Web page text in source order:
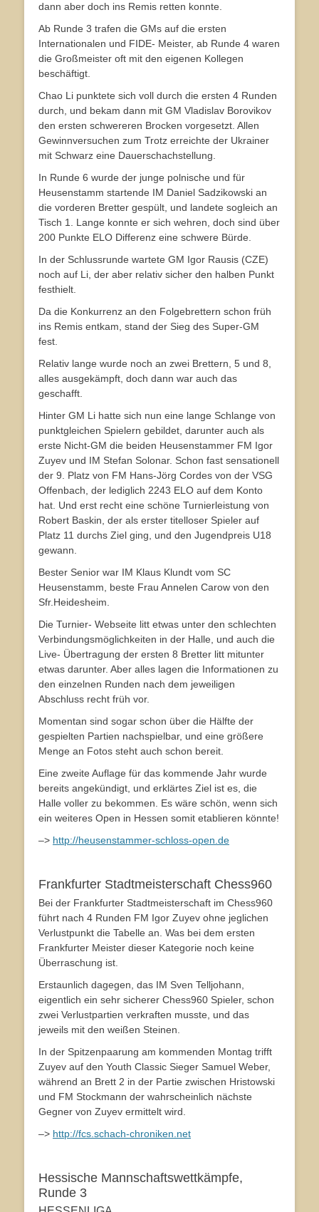
dann aber doch ins Remis retten konnte.
Ab Runde 3 trafen die GMs auf die ersten
Internationalen und FIDE- Meister, ab Runde 4 waren
die Großmeister oft mit den eigenen Kollegen
beschäftigt.
Chao Li punktete sich voll durch die ersten 4 Runden
durch, und bekam dann mit GM Vladislav Borovikov
den ersten schwereren Brocken vorgesetzt. Allen
Gewinnversuchen zum Trotz erreichte der Ukrainer
mit Schwarz eine Dauerschachstellung.
In Runde 6 wurde der junge polnische und für
Heusenstamm startende IM Daniel Sadzikowski an
die vorderen Bretter gespült, und landete sogleich an
Tisch 1. Lange konnte er sich wehren, doch sind über
200 Punkte ELO Differenz eine schwere Bürde.
In der Schlussrunde wartete GM Igor Rausis (CZE)
noch auf Li, der aber relativ sicher den halben Punkt
festhielt.
Da die Konkurrenz an den Folgebrettern schon früh
ins Remis entkam, stand der Sieg des Super-GM
fest.
Relativ lange wurde noch an zwei Brettern, 5 und 8,
alles ausgekämpft, doch dann war auch das
geschafft.
Hinter GM Li hatte sich nun eine lange Schlange von
punktgleichen Spielern gebildet, darunter auch als
erste Nicht-GM die beiden Heusenstammer FM Igor
Zuyev und IM Stefan Solonar. Schon fast sensationell
der 9. Platz von FM Hans-Jörg Cordes von der VSG
Offenbach, der lediglich 2243 ELO auf dem Konto
hat. Und erst recht eine schöne Turnierleistung von
Robert Baskin, der als erster titelloser Spieler auf
Platz 11 durchs Ziel ging, und den Jugendpreis U18
gewann.
Bester Senior war IM Klaus Klundt vom SC
Heusenstamm, beste Frau Annelen Carow von den
Sfr.Heidesheim.
Die Turnier- Webseite litt etwas unter den schlechten
Verbindungsmöglichkeiten in der Halle, und auch die
Live- Übertragung der ersten 8 Bretter litt mitunter
etwas darunter. Aber alles lagen die Informationen zu
den einzelnen Runden nach dem jeweiligen
Abschluss recht früh vor.
Momentan sind sogar schon über die Hälfte der
gespielten Partien nachspielbar, und eine größere
Menge an Fotos steht auch schon bereit.
Eine zweite Auflage für das kommende Jahr wurde
bereits angekündigt, und erklärtes Ziel ist es, die
Halle voller zu bekommen. Es wäre schön, wenn sich
ein weiteres Open in Hessen somit etablieren könnte!
–> http://heusenstammer-schloss-open.de
Frankfurter Stadtmeisterschaft Chess960
Bei der Frankfurter Stadtmeisterschaft im Chess960
führt nach 4 Runden FM Igor Zuyev ohne jeglichen
Verlustpunkt die Tabelle an. Was bei dem ersten
Frankfurter Meister dieser Kategorie noch keine
Überraschung ist.
Erstaunlich dagegen, das IM Sven Telljohann,
eigentlich ein sehr sicherer Chess960 Spieler, schon
zwei Verlustpartien verkraften musste, und das
jeweils mit den weißen Steinen.
In der Spitzenpaarung am kommenden Montag trifft
Zuyev auf den Youth Classic Sieger Samuel Weber,
während an Brett 2 in der Partie zwischen Hristowski
und FM Stockmann der wahrscheinlich nächste
Gegner von Zuyev ermittelt wird.
–> http://fcs.schach-chroniken.net
Hessische Mannschaftswettkämpfe,
Runde 3